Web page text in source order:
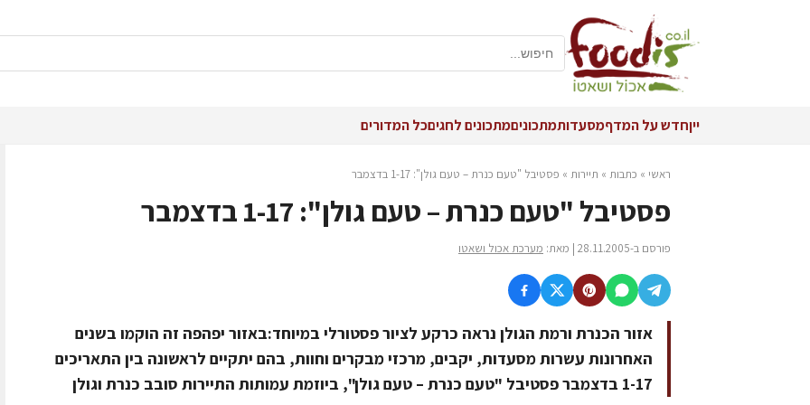
ייןחדש על המדףמסעדותמתכוניםמתכונים לחגיםכל המדורים
ראשי » כתבות » תיירות » פסטיבל "טעם כנרת – טעם גולן": 1-17 בדצמבר
פסטיבל "טעם כנרת – טעם גולן": 1-17 בדצמבר
פורסם ב-28.11.2005 | מאת: מערכת אכול ושאטו
אזור הכנרת ורמת הגולן נראה כרקע לציור פסטורלי במיוחד:באזור יפהפה זה הוקמו בשנים
האחרונות עשרות מסעדות, יקבים, מרכזי מבקרים וחוות, בהם יתקיים לראשונה בין התאריכים
1-17 בדצמבר פסטיבל "טעם כנרת – טעם גולן", ביוזמת עמותות התיירות סובב כנרת וגולן